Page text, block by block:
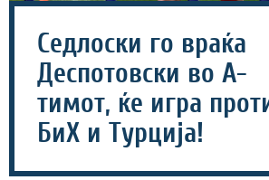
Седлоски го враќа
Деспотовски во А-
тимот, ќе игра
БиХ и Турција!